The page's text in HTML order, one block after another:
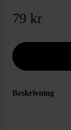
79 kr
Beskrivning